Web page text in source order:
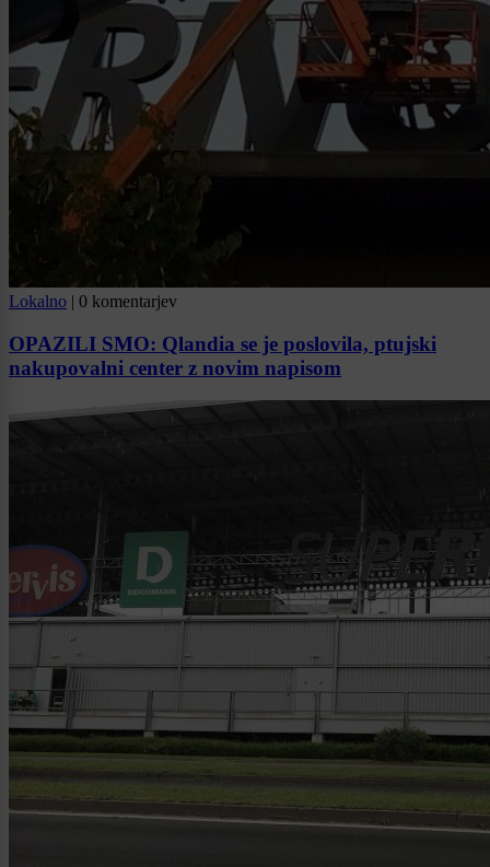
Lokalno | 0 komentarjev
OPAZILI SMO: Qlandia se je poslovila, ptujski
nakupovalni center z novim napisom